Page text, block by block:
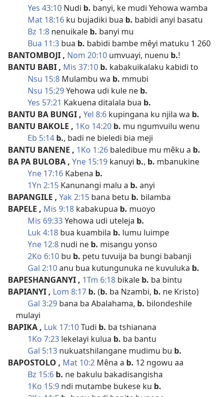
Yes 43:10 Nudi b. banyi, ke mudi Yehowa wamba
Mat 18:16 ku bujadiki bua b. babidi anyi basatu
Bz 1:8 nenuikale b. banyi mu
Bua 11:3 bua b. babidi bambe mêyi matuku 1 260
BANTOMBOJI , Nom 20:10 umvuayi, nuenu b.!
BANTU BABI , Mis 37:10 b. kabakuikalaku kabidi to
Nsu 15:8 Mulambu wa b. mmubi
Nsu 15:29Yehowa udi kule ne b.
Yes 57:21 Kakuena ditalala bua b.
BANTU BA BUNGI , Yel 8:6 kupingana ku njila wa b.
BANTU BAKOLE , 1Ko 14:20 b. mu ngumvuilu wenu
Eb 5:14 b., badi ne bieledi bia meji
BANTU BANENE , 1Ko 1:26 baledibue mu mêku a b.
BA PA BULOBA , Yne 15:19 kanuyi b., b. mbanukine
Yne 17:16 Kabena b.
1Yn 2:15 Kanunangi malu a b. anyi
BAPANGILE , Yak 2:15 bana betu b. bilamba
BAPELE , Mis 9:18 kabakupua b. muoyo
Mis 69:33Yehowa udi uteleja b.
Luk 4:18 bua kuambila b. lumu luimpe
Yne 12:8 nudi ne b. misangu yonso
2Ko 6:10 bu b. petu tuvuija ba bungi babanji
Gal 2:10anu bua kutungunuka ne kuvuluka b.
BAPESHANGANYI , 1Tm 6:18 bikale b. ba bintu
BAPIANYI , Lom 8:17 b. (b. ba Nzambi, b. ne Kristo)
Gal 3:29 bana ba Abalahama, b. bilondeshile
mulayi
BAPIKA , Luk 17:10Tudi b. ba tshianana
1Ko 7:23 lekelayi kulua b. ba bantu
Gal 5:13 nukuatshilangane mudimu bu b.
BAPOSTOLO , Mat 10:2 Mêna a b. 12 ngowu aa
Bz 15:6 b. ne bakulu bakadisangisha
1Ko 15:9 ndi mutambe bukese ku b.